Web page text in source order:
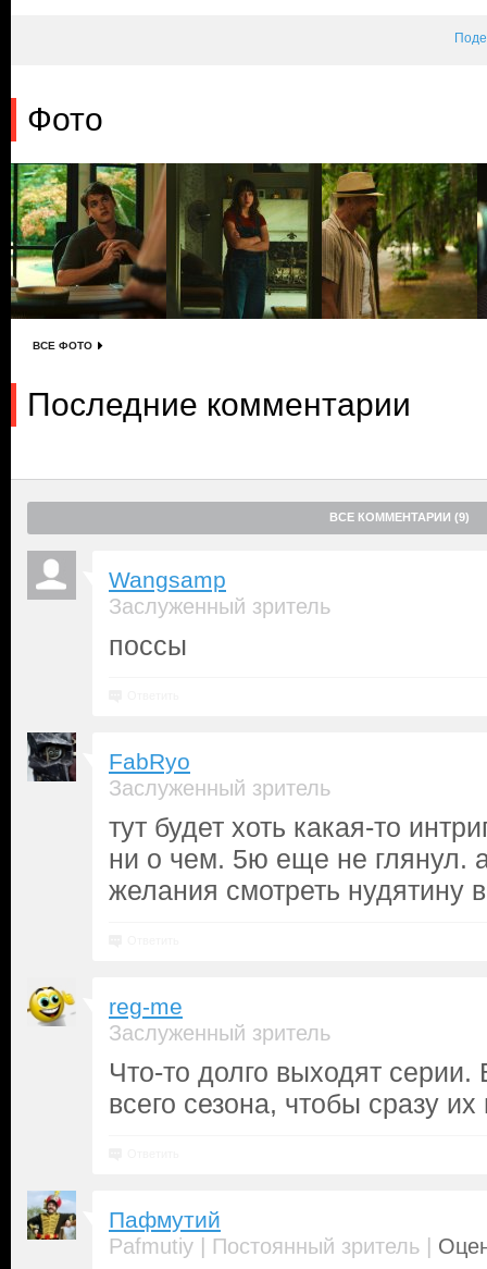
Фото
ВСЕ ФОТО
Последние комментарии
ВСЕ КОММЕНТАРИИ (9)
Wangsamp
Заслуженный зритель
поссы
FabRyo
Заслуженный зритель
тут будет хоть какая-то
ни о чем. 5ю еще не глянул.
желания смотреть нудятину
reg-me
Заслуженный зритель
Что-то долго выходят
всего сезона, чтобы сразу их
Пафмутий
Pafmutiy | Постоянный зритель |